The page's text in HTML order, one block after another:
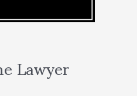
Lawyer